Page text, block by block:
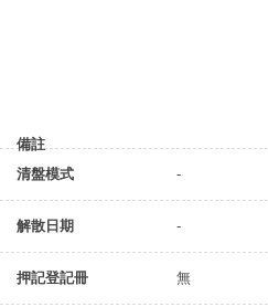
備註
清盤模式
-
解散日期 -
押記登記冊 無